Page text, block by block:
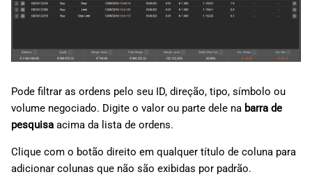
Pode filtrar as ordens pelo seu ID, direção, tipo, símbolo ou
volume negociado. Digite o valor ou parte dele na barra de
pesquisa acima da lista de ordens.
Clique com o botão direito em qualquer título de coluna para
adicionar colunas que não são exibidas por padrão.